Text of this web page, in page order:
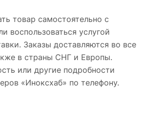
товар самостоятельно с
воспользоваться услугой
Заказы доставляются во все
в страны СНГ и Европы.
или другие подробности
«Иноксхаб» по телефону.